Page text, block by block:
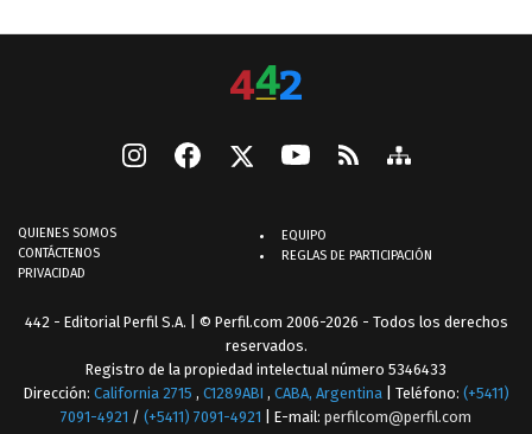
QUIENES SOMOS
CONTÁCTENOS
PRIVACIDAD
EQUIPO
REGLAS DE PARTICIPACIÓN
442 - Editorial Perfil S.A. | © Perfil.com 2006-2026 - Todos los derechos
reservados.
Registro de la propiedad intelectual número 5346433
Dirección: California 2715 , C1289ABI , CABA, Argentina | Teléfono: (+5411)
7091-4921 / (+5411) 7091-4921 | E-mail: perfilcom@perfil.com